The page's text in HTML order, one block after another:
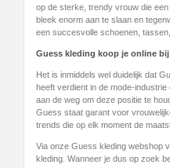
op de sterke, trendy vrouw die
bleek enorm aan te slaan en
een succesvolle schoenen,
Guess kleding koop je online
Het is inmiddels wel duidelijk dat
heeft verdient in de mode-
aan de weg om deze positie te
Guess staat garant voor
trends die op elk moment de
Via onze Guess kleding webshop
kleding. Wanneer je dus op zoek